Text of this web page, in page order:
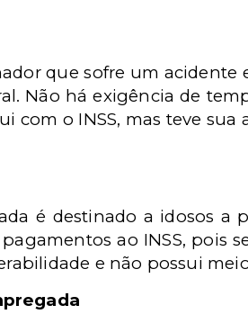
que sofre um acidente
Não há exigência de
com o INSS, mas teve
é destinado a idosos a
ao INSS, pois
e não possui